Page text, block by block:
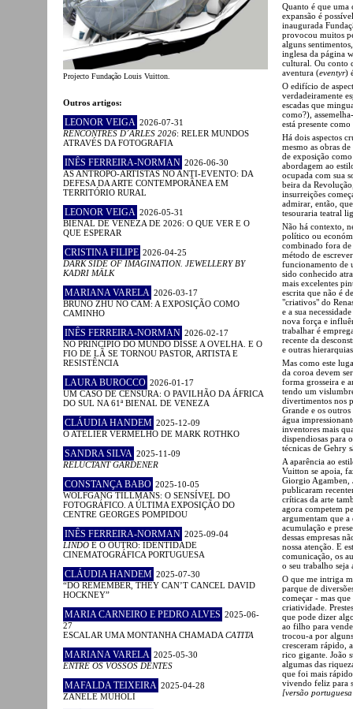
Projecto Fundação Louis Vuitton.
Outros artigos:
LEONOR VEIGA 2026-07-31
RENCONTRES D´ARLES 2026: RELER MUNDOS
ATRAVÉS DA FOTOGRAFIA
INÊS FERREIRA-NORMAN 2026-06-30
AS ANTROPO-ARTISTAS NO ANTI-EVENTO: DA
DEFESA DA ARTE CONTEMPORÂNEA EM
TERRITÓRIO RURAL
LEONOR VEIGA 2026-05-31
BIENAL DE VENEZA DE 2026: O QUE VER E O
QUE ESPERAR
CRISTINA FILIPE 2026-04-25
DARK SIDE OF IMAGINATION. JEWELLERY BY
KADRI MÄLK
MARIANA VARELA 2026-03-17
BRUNO ZHU NO CAM: A EXPOSIÇÃO COMO
CAMINHO
INÊS FERREIRA-NORMAN 2026-02-17
NO PRINCÍPIO DO MUNDO DISSE A OVELHA. E O
FIO DE LÃ SE TORNOU PASTOR, ARTISTA E
RESISTÊNCIA
LAURA BUROCCO 2026-01-17
UM CASO DE CENSURA: O PAVILHÃO DA ÁFRICA
DO SUL NA 61ª BIENAL DE VENEZA
CLÁUDIA HANDEM 2025-12-09
O ATELIER VERMELHO DE MARK ROTHKO
SANDRA SILVA 2025-11-09
RELUCTANT GARDENER
CONSTANÇA BABO 2025-10-05
WOLFGANG TILLMANS: O SENSÍVEL DO
FOTOGRÁFICO. A ÚLTIMA EXPOSIÇÃO DO
CENTRE GEORGES POMPIDOU
INÊS FERREIRA-NORMAN 2025-09-04
LINDO E O OUTRO: IDENTIDADE
CINEMATOGRÁFICA PORTUGUESA
CLÁUDIA HANDEM 2025-07-30
“DO REMEMBER, THEY CAN’T CANCEL DAVID
HOCKNEY”
MARIA CARNEIRO E PEDRO ALVES 2025-06-
27
ESCALAR UMA MONTANHA CHAMADA CATITA
MARIANA VARELA 2025-05-30
ENTRE OS VOSSOS DENTES
MAFALDA TEIXEIRA 2025-04-28
ZANELE MUHOLI
Quanto é que uma
expansão é
inaugurada
provocou muitos
alguns
inglesa da página
cultural. Ou conto
aventura (eventyr)
O edifício de
verdadeiramente
escadas que
como?),
está presente
Há dois aspectos
mesmo as obras
de exposição
abordagem ao
ocupada com sua
beira da
insurreições
admirar, então,
tesouraria teatral
Não há contexto,
político ou
combinado fora de
método de
funcionamento de
sido conhecido
mais excelentes
escrita que não é
"criativos" do
e a sua
nova força e
trabalhar é
recente da
e outras
Mas como este
da coroa devem
forma grosseira e
tendo um
divertimentos nos
Grande e os outros
água
inventores mais
dispendiosas para
técnicas de Gehry
A aparência ao
Vuitton se apoia,
Giorgio Agamben,
publicaram
críticas da arte
agora competem
argumentam que a
acumulação e
dessas empresas
nossa atenção. E
comunicação, os
o seu trabalho
O que me intriga
parque de
começar - mas
criatividade.
que pode dizer
ao filho para
trocou-a por
cresceram rápido,
rico gigante. João
algumas das
que foi mais
vivendo feliz para
[versão